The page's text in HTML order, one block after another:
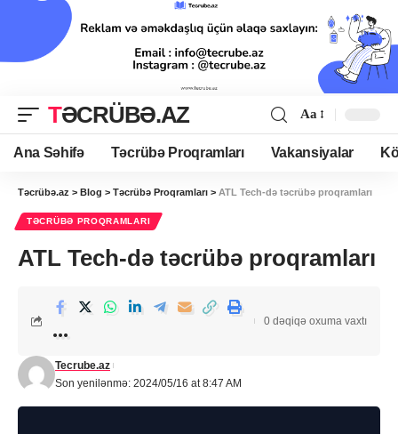
TƏCRÜBƏ.AZ Aa
Ana Səhifə Təcrübə Proqramları Vakansiyalar
Təcrübə.az > Blog > Təcrübə Proqramları > ATL Tech-də təcrübə proqramları
TƏCRÜBƏ PROQRAMLARI
ATL Tech-də təcrübə proqramları
Son yenilənmə: 2024/05/16 at 8:47 AM
Tecrube.az
0 dəqiqə oxuma vaxtı